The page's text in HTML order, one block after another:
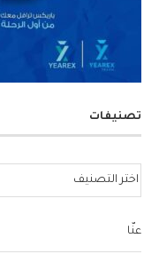
تصنيفات
عنّا